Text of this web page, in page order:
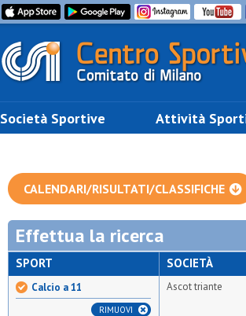
Società Sportive Attività
CALENDARI/RISULTATI/CLASSIFICHE
Effettua la ricerca
SPORT
Calcio a 11
RIMUOVI
SOCIETÀ
Ascot triante